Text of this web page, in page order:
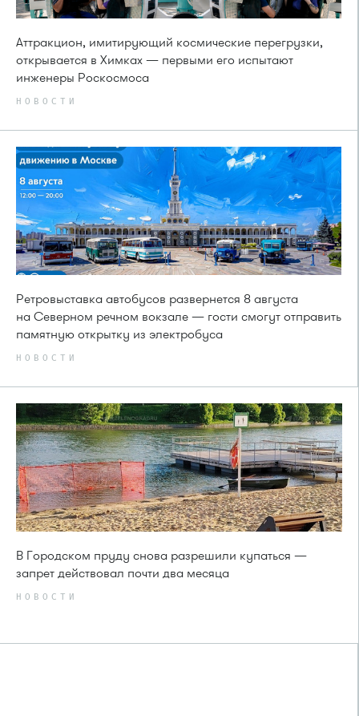
Аттракцион, имитирующий космические перегрузки,
открывается в Химках — первыми его испытают
инженеры Роскосмоса
НОВОСТИ
Ретровыставка автобусов развернется 8 августа
на Северном речном вокзале — гости смогут отправить
памятную открытку из электробуса
НОВОСТИ
В Городском пруду снова разрешили купаться —
запрет действовал почти два месяца
НОВОСТИ